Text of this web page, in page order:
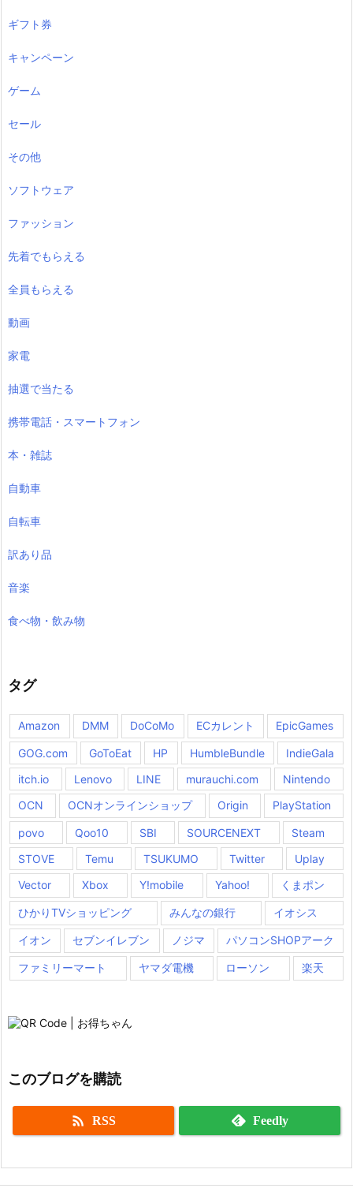
ギフト券
キャンペーン
ゲーム
セール
その他
ソフトウェア
ファッション
先着でもらえる
全員もらえる
動画
家電
抽選で当たる
携帯電話・スマートフォン
本・雑誌
自動車
自転車
訳あり品
音楽
食べ物・飲み物
タグ
Amazon DMM DoCoMo ECカレント EpicGames
GOG.com GoToEat HP HumbleBundle
IndieGala
itch.io
Lenovo LINE murauchi.com
Nintendo
OCN
OCNオンラインショップ Origin PlayStation
povo Qoo10 SBI SOURCENEXT
Steam
STOVE
Temu TSUKUMO Twitter
Uplay
Vector
Xbox Y!mobile Yahoo! くまポン
ひかりTVショッピング みんなの銀行 イオシス
イオン セブンイレブン ノジマ パソコンSHOPアーク
ファミリーマート ヤマダ電機 ローソン 楽天
このブログを購読
 RSS Feedly